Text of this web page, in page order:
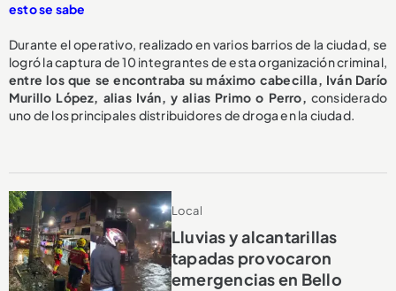
esto se sabe
Durante el operativo, realizado en varios barrios de la ciudad, se
logró la captura de 10 integrantes de esta organización criminal,
entre los que se encontraba su máximo cabecilla, Iván Darío
Murillo López, alias Iván, y alias Primo o Perro, considerado
uno de los principales distribuidores de droga en la ciudad.
Local
Lluvias y alcantarillas
tapadas provocaron
emergencias en Bello